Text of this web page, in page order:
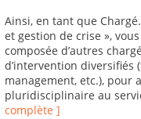
Ainsi, en tant que
et gestion de crise »,
composée d’autres
d’intervention diversifiés
management, etc.), pour
pluridisciplinaire au
complète ]